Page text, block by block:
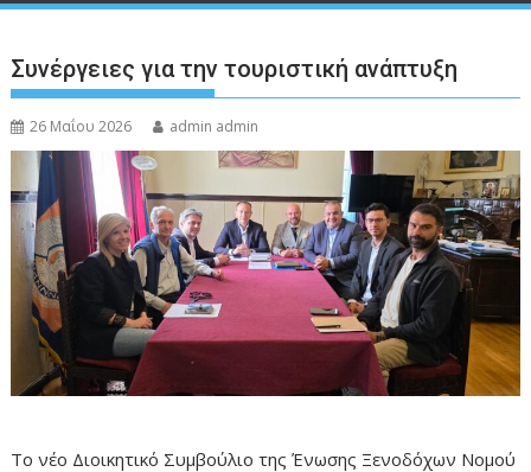
Συνέργειες για την τουριστική ανάπτυξη
26 Μαΐου 2026 admin admin
Το νέο Διοικητικό Συμβούλιο της Ένωσης Ξενοδόχων Νομού